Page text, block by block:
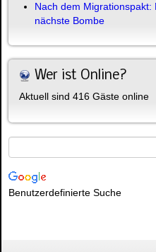
Nach dem
nächste Bombe
Wer ist Online?
Aktuell sind 416 Gäste online
Benutzerdefinierte Suche